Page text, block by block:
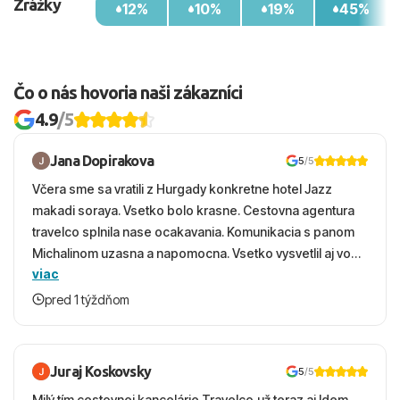
Zrážky
12%
10%
19%
45%
Čo o nás hovoria naši zákazníci
4.9/5
Jana Dopirakova 5/5
Včera sme sa vratili z Hurgady konkretne hotel Jazz
makadi soraya. Vsetko bolo krasne. Cestovna agentura
travelco splnila nase ocakavania. Komunikacia s panom
Michalinom uzasna a napomocna. Vsetko vysvetlil aj vo
vecernych hodinach zaco sa ospravedlnujem. Hotel
krasny, cisty. Sluzby top. Strava, prostredie, more,
viac
pred 1 týždňom
Juraj Koskovsky 5/5